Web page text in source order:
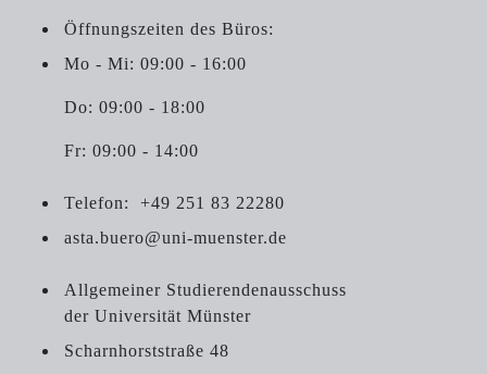
Öffnungszeiten des Büros:
Mo - Mi: 09:00 - 16:00
Do: 09:00 - 18:00
Fr: 09:00 - 14:00
Telefon:
+49 251 83 22280
asta.buero@uni-muenster.de
Allgemeiner Studierendenausschuss
der Universität Münster
Scharnhorststraße 48